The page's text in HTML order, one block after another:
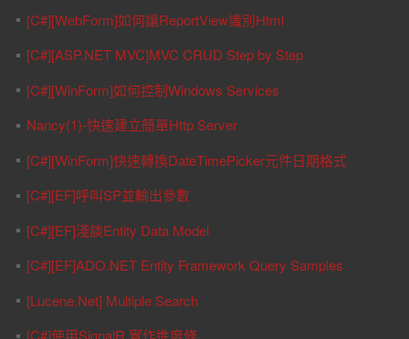
[C#][WebForm]如何讓ReportView識別Html
[C#][ASP.NET MVC]MVC CRUD Step by Step
[C#][WinForm]如何控制Windows Services
Nancy(1)-快速建立簡單Http Server
[C#][WinForm]快速轉換DateTimePicker元件日期格式
[C#][EF]呼叫SP並輸出參數
[C#][EF]淺談Entity Data Model
[C#][EF]ADO.NET Entity Framework Query Samples
[Lucene.Net] Multiple Search
[C#]使用SignalR 實作進度條